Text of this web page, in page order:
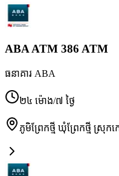
ABA ATM 386 ATM
ធនាគារ ABA
២៤ ម៉ោង/៧ ថ្ងៃ
ភូមិព្រែកថ្មី ឃុំព្រែកថ្មី ស្រុក